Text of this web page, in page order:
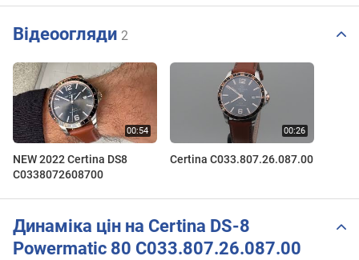
Відеоогляди 2
NEW 2022 Certina DS8
C0338072608700
Certina C033.807.26.087.00
Динаміка цін на Certina DS-8
Powermatic 80 C033.807.26.087.00